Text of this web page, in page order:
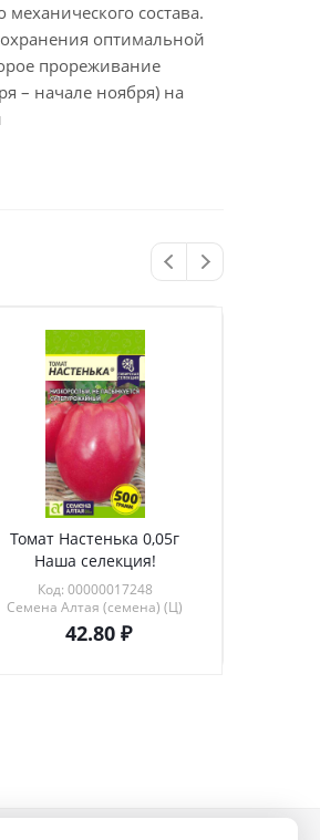
состава.
оптимальной
прореживание
– начале ноября) на
Томат Настенька 0,05г
Наша селекция!
Код: 00000017248
Семена Алтая (семена) (Ц)
42.80